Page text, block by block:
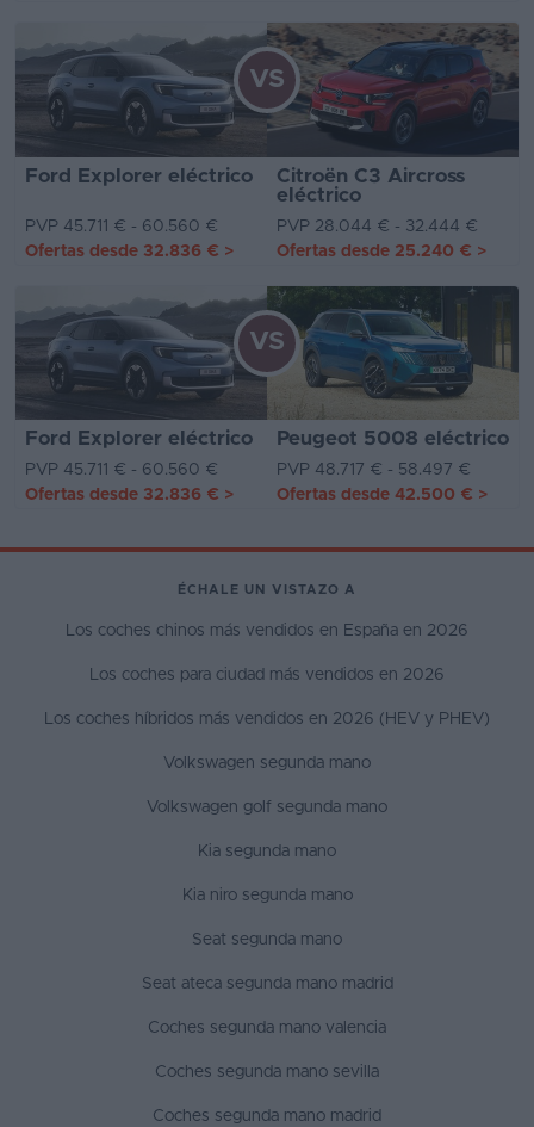
Ford Explorer eléctrico
Citroën C3 Aircross
eléctrico
VS
PVP 45.711 € - 60.560 €
PVP 28.044 € - 32.444 €
Ofertas desde 32.836 € > Ofertas desde 25.240 € >
Ford Explorer eléctrico Peugeot 5008 eléctrico
VS
PVP 45.711 € - 60.560 €
PVP 48.717 € - 58.497 €
Ofertas desde 32.836 € > Ofertas desde 42.500 € >
ÉCHALE UN VISTAZO A
Los coches chinos más vendidos en España en 2026
Los coches para ciudad más vendidos en 2026
Los coches híbridos más vendidos en 2026 (HEV y PHEV)
Volkswagen segunda mano
Volkswagen golf segunda mano
Kia segunda mano
Kia niro segunda mano
Seat segunda mano
Seat ateca segunda mano madrid
Coches segunda mano valencia
Coches segunda mano sevilla
Coches segunda mano madrid